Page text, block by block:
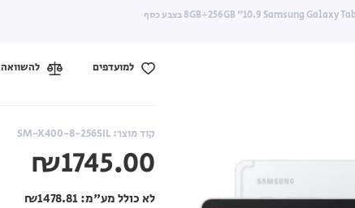
קוד מוצר: SM-X400-8-256SIL
₪1745.00
לא כולל מע"מ:
למועדפים להשוואה